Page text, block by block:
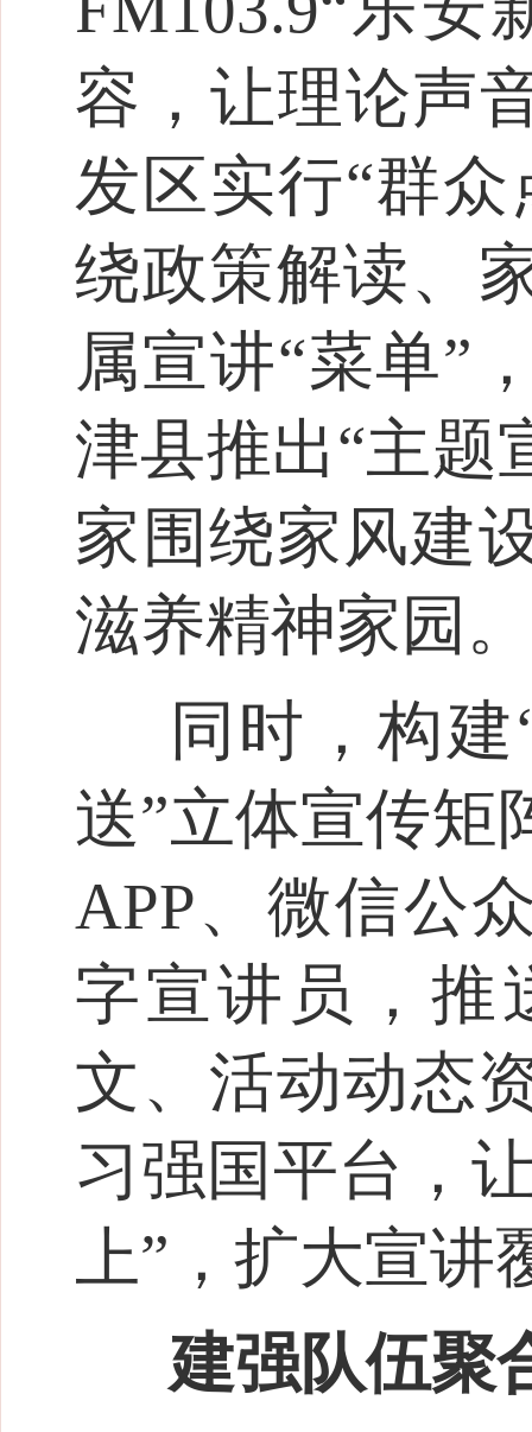
容，让理论声
发区实行“群
绕政策解读、
属宣讲“菜单”
津县推出“主题
家围绕家风建
滋养精神家园。
同时，构
送”立体宣传矩
APP、微信公
字宣讲员，推
文、活动动态
习强国平台，
上”，扩大宣
建强队伍聚